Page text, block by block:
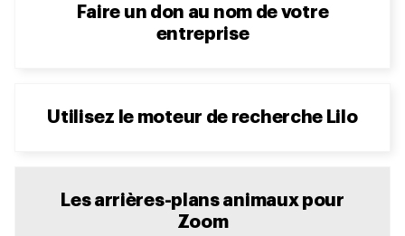
Faire un don au nom de votre
entreprise
Utilisez le moteur de recherche Lilo
Les arrières-plans animaux pour
Zoom